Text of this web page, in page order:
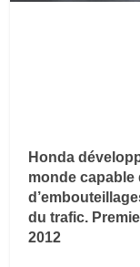
Honda
monde capable
du trafic.
2012